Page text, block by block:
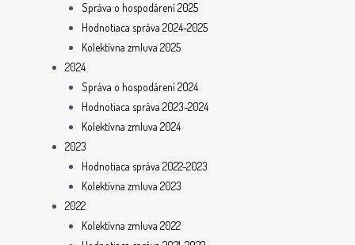
Správa o hospodárení 2025
Hodnotiaca správa 2024-2025
Kolektívna zmluva 2025
2024
Správa o hospodárení 2024
Hodnotiaca správa 2023-2024
Kolektívna zmluva 2024
2023
Hodnotiaca správa 2022-2023
Kolektívna zmluva 2023
2022
Kolektívna zmluva 2022